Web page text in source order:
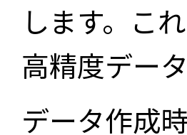
します。こ
高精度デー
データ作成